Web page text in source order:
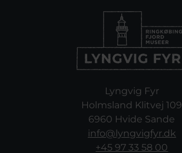
Lyngvig Fyr
Holmsland Klitvej 109
6960 Hvide Sande
info@lyngvigfyr.dk
+45 97 33 58 00